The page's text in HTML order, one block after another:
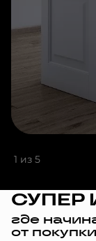
1 из 5
СУПЕР
где
от покупки